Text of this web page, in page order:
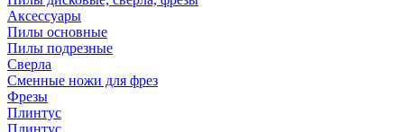
Аксессуары
Пилы основные
Пилы подрезные
Сверла
Сменные ножи для фрез
Фрезы
Плинтус
Плинтус